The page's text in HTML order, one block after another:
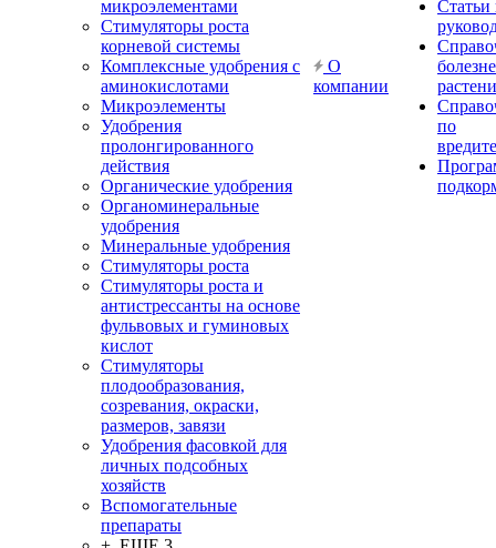
микроэлементами
Стимуляторы роста
корневой системы
Комплексные удобрения с
аминокислотами
Микроэлементы
Удобрения
пролонгированного
действия
Органические удобрения
Органоминеральные
удобрения
Минеральные удобрения
Стимуляторы роста
Стимуляторы роста и
антистрессанты на основе
фульвовых и гуминовых
кислот
Стимуляторы
плодообразования,
созревания, окраски,
размеров, завязи
Удобрения фасовкой для
личных подсобных
хозяйств
Вспомогательные
препараты
О
компании
Статьи
по